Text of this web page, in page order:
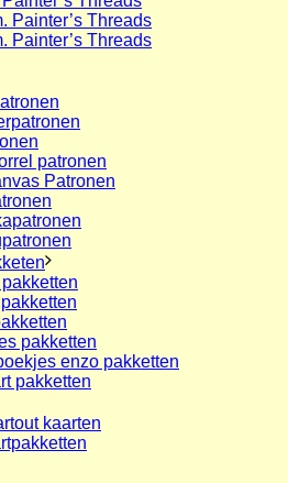
Painter’s Threads
Painter’s Threads
patronen
Patronen
pakketten
pakketten
enzo pakketten
pakketten
kaarten